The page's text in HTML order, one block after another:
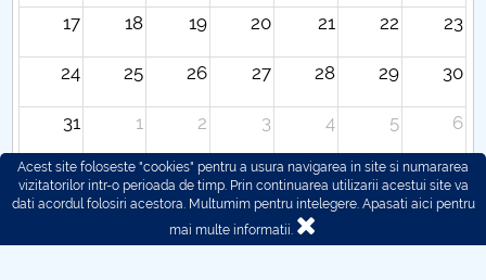
17 18 19 20 21 22 23
24 25 26 27 28 29 30
31 1 2 3 4 5 6
Acest site foloseste "cookies" pentru a usura navigarea in site si numararea
vizitatorilor intr-o perioada de timp. Prin continuarea utilizarii acestui site va
dati acordul folosiri acestora. Multumim pentru intelegere. Apasati aici pentru
mai multe informatii.